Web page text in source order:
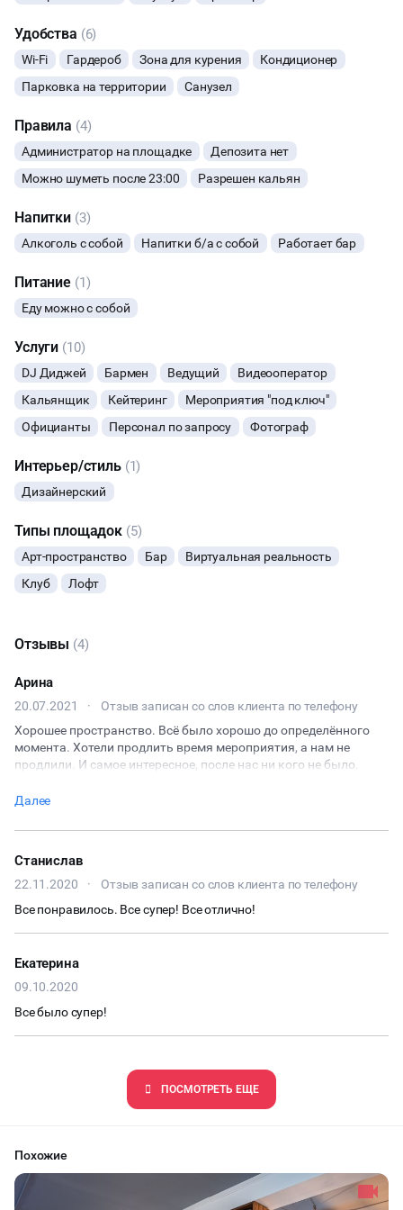
- КИНОТЕАТР
Дизайнерский лофт с уникальной атмосферой. Команда
специалистов с огромным удовольствием организует
мероприятия любой сложности и формата: день рождения,
мальчишник, девичник, выпускной, корпоративное
площадью 170 кв. м. и вместимостью до 100 человек,
оснащенный всем необходимым для незабываемого отдыха.
Минимальное время бронирования - 5ч
Удобства (6)
Wi-Fi Гардероб Зона для курения
Кондиционер
Парковка на территории
Санузел
Правила (4)
Администратор на площадке
Депозита нет
Можно шуметь после 23:00
Разрешен кальян
Напитки (3)
Алкоголь с собой Напитки б/а с собой Работает бар
Питание (1)
Еду можно с собой
Услуги (10)
DJ Диджей Бармен Ведущий
Видеооператор
Кальянщик
Кейтеринг
Мероприятия "под ключ"
Официанты
Персонал по запросу Фотограф
Интерьер/стиль (1)
Дизайнерский
Типы площадок (5)
Арт-пространство Бар
Виртуальная реальность
Клуб
Лофт
Отзывы (4)
Арина
20.07.2021 ·
Отзыв записан со слов клиента по телефону
Хорошее пространство. Всё было хорошо до определённого
момента. Хотели продлить время мероприятия, а нам не
продлили. И самое интересное, после нас ни кого не было.
Далее
Станислав
22.11.2020 ·
Отзыв записан со слов клиента по телефону
Все понравилось. Все супер! Все отлично!
Екатерина
09.10.2020
Все было супер!
ПОCМОТРЕТЬ ЕЩЕ
МАЛЬЧИШНИК
ДИСКОТЕКА
КИНОПРОСМОТР
НАСТОЛЬНЫЕ ИГРЫ
Похожие